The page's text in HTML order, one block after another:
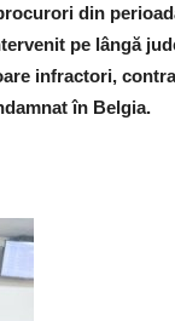
din
pe lângă
infractori,
în Belgia.